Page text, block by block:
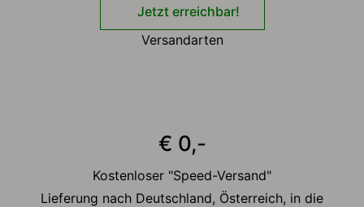
Jetzt erreichbar!
Versandarten
€ 0,-
Kostenloser "Speed-Versand"
Lieferung nach Deutschland, Österreich, in die